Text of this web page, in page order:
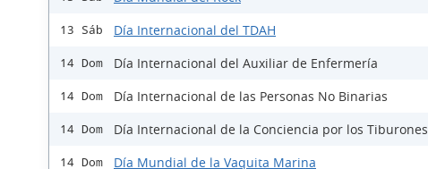
13 Sáb Día Internacional del TDAH
14 Dom Día Internacional del Auxiliar de Enfermería
14 Dom Día Internacional de las Personas No Binarias
14 Dom Día Internacional de la Conciencia por los Tiburones
14 Dom Día Mundial de la Vaquita Marina